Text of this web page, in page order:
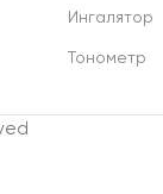
Ингалятор
Тонометр